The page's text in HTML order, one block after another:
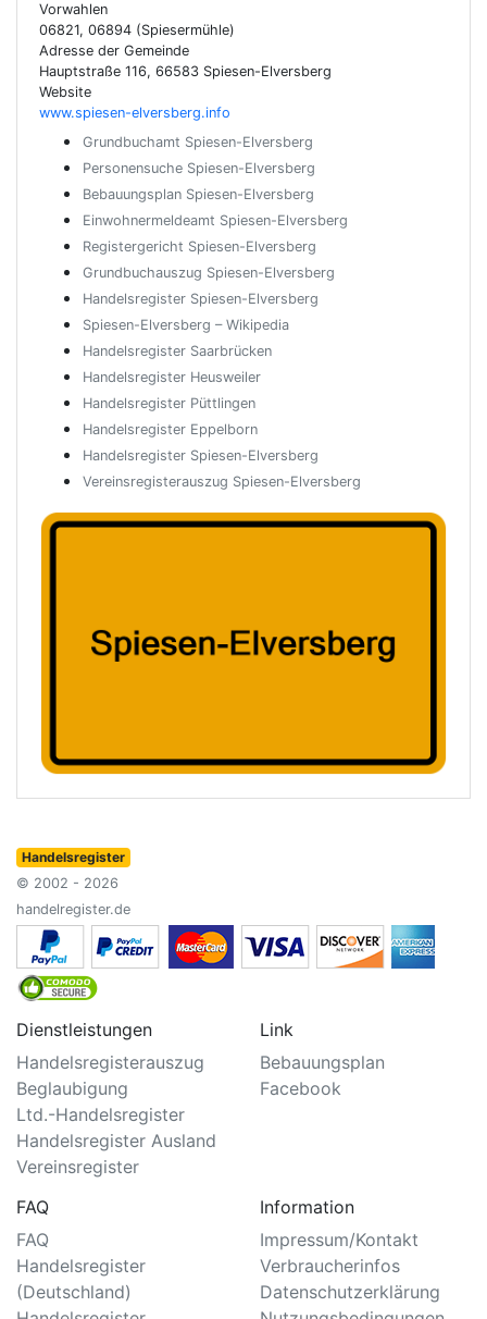
Vorwahlen
06821, 06894 (Spiesermühle)
Adresse der Gemeinde
Hauptstraße 116, 66583 Spiesen-Elversberg
Website
www.spiesen-elversberg.info
Grundbuchamt Spiesen-Elversberg
Personensuche Spiesen-Elversberg
Bebauungsplan Spiesen-Elversberg
Einwohnermeldeamt Spiesen-Elversberg
Registergericht Spiesen-Elversberg
Grundbuchauszug Spiesen-Elversberg
Handelsregister Spiesen-Elversberg
Spiesen-Elversberg – Wikipedia
Handelsregister Saarbrücken
Handelsregister Heusweiler
Handelsregister Püttlingen
Handelsregister Eppelborn
Handelsregister Spiesen-Elversberg
Vereinsregisterauszug Spiesen-Elversberg
Handelsregister
© 2002 - 2026
handelregister.de
Dienstleistungen
Handelsregisterauszug
Beglaubigung
Ltd.-Handelsregister
Handelsregister Ausland
Vereinsregister
Link
Bebauungsplan
Facebook
FAQ
FAQ
Handelsregister
(Deutschland)
Information
Impressum/Kontakt
Verbraucherinfos
Datenschutzerklärung